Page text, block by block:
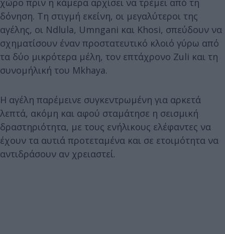
δόνηση. Τη στιγμή εκείνη, οι μεγαλύτεροι της
αγέλης, οι Ndlula, Umngani και Khosi, σπεύδουν να
σχηματίσουν έναν προστατευτικό κλοιό γύρω από
τα δύο μικρότερα μέλη, τον επτάχρονο Zuli και τη
συνομήλική του Mkhaya.
Η αγέλη παρέμεινε συγκεντρωμένη για αρκετά
λεπτά, ακόμη και αφού σταμάτησε η σεισμική
δραστηριότητα, με τους ενήλικους ελέφαντες να
έχουν τα αυτιά προτεταμένα και σε ετοιμότητα να
αντιδράσουν αν χρειαστεί.